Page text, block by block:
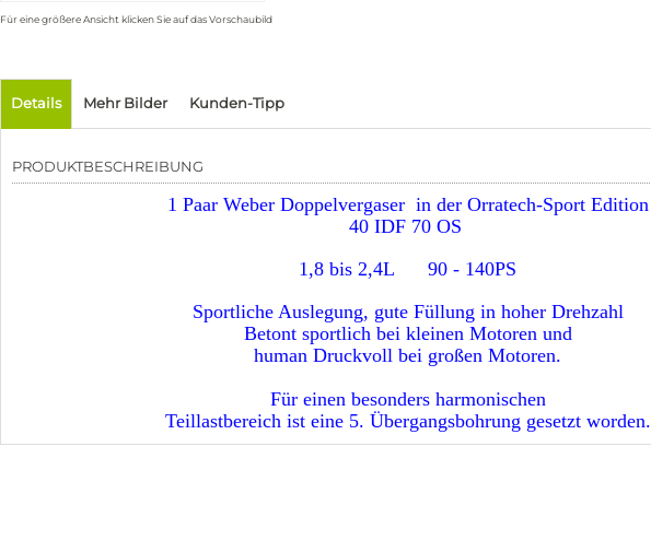
Für eine größere Ansicht klicken Sie auf das Vorschaubild
Details Mehr Bilder Kunden-Tipp
PRODUKTBESCHREIBUNG
1 Paar Weber Doppelvergaser in der Orratech-Sport Edition
40 IDF 70 OS
1,8 bis 2,4L 90 - 140PS
Sportliche Auslegung, gute Füllung in hoher Drehzahl
Betont sportlich bei kleinen Motoren und
human Druckvoll bei großen Motoren.
Für einen besonders harmonischen
Teillastbereich ist eine 5. Übergangsbohrung gesetzt worden.